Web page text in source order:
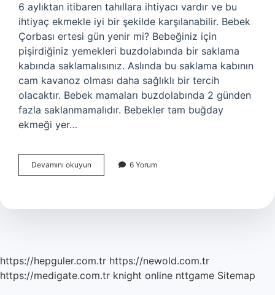
6 aylıktan itibaren tahıllara ihtiyacı vardır ve bu
ihtiyaç ekmekle iyi bir şekilde karşılanabilir. Bebek
Çorbası ertesi gün yenir mi? Bebeğiniz için
pişirdiğiniz yemekleri buzdolabında bir saklama
kabında saklamalısınız. Aslında bu saklama kabının
cam kavanoz olması daha sağlıklı bir tercih
olacaktır. Bebek mamaları buzdolabında 2 günden
fazla saklanmamalıdır. Bebekler tam buğday
ekmeği yer…
Devamını okuyun
Çorbasına
Mu
6 Yorum
https://hepguler.com.tr https://newold.com.tr
https://medigate.com.tr knight online nttgame Sitemap